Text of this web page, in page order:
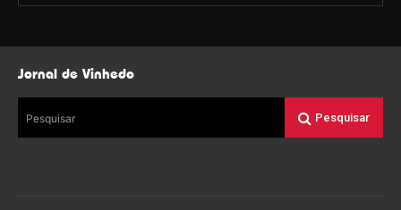
Jornal de Vinhedo
Pesquisar Pesquisar